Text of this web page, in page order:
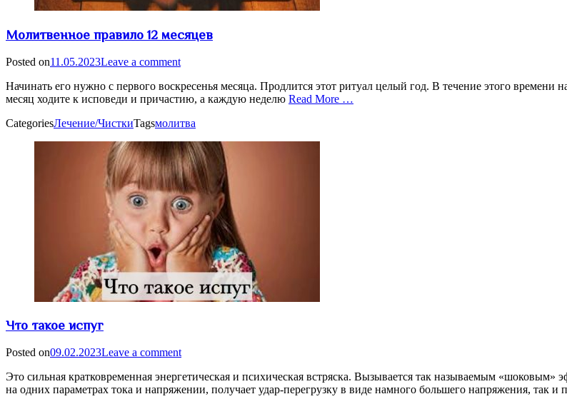
Молитвенное правило 12 месяцев
Posted on11.05.2023Leave a comment
Начинать его нужно с первого воскресенья месяца. Продлится этот ритуал целый год. В течение этого
месяц ходите к исповеди и причастию, а каждую неделю Read More …
CategoriesЛечение/ЧисткиTagsмолитва
Что такое испуг
Posted on09.02.2023Leave a comment
Это сильная кратковременная энергетическая и психическая встряска. Вызывается так называемым «шоковым»
на одних параметрах тока и напряжении, получает удар-перегрузку в виде намного большего напряжения, так и